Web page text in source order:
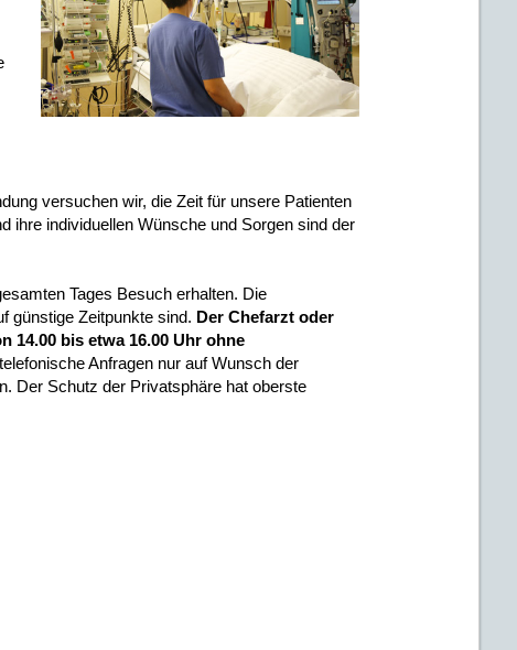
versuchen wir, die Zeit für unsere Patienten
ihre individuellen Wünsche und Sorgen sind der
Tages Besuch erhalten. Die
günstige Zeitpunkte sind. Der Chefarzt oder
14.00 bis etwa 16.00 Uhr ohne
Anfragen nur auf Wunsch der
Der Schutz der Privatsphäre hat oberste